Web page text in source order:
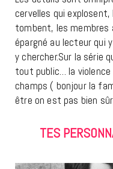
cervelles qui
tombent, les membres
épargné au lecteur qui
y chercher.Sur la série
tout public… la
champs ( bonjour la
être on est pas bien
TES